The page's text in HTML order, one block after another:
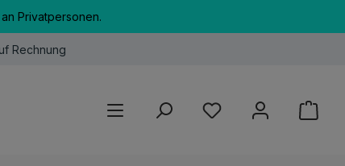
Privatpersonen.
Rechnung
Du hast 0 Produkte